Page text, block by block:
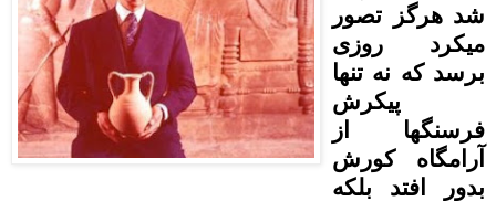
شد هرگز تصور
میکرد روزی
برسد که نه تنها
پیکرش
فرسنگها از
آرامگاه کورش
بدور افتد بلکه